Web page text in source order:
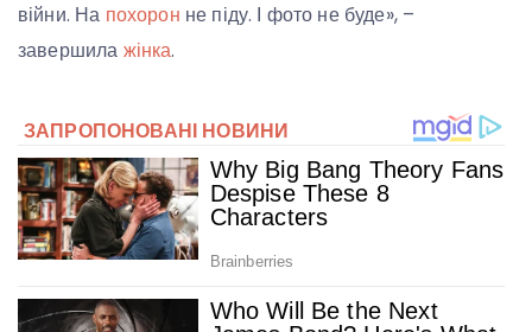
війни. На похорон не піду. І фото не буде», –
завершила жінка.